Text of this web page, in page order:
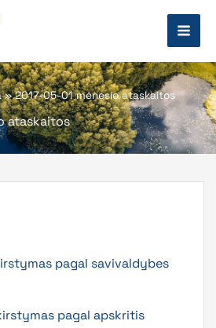
»2017-05-01 mėnesio ataskaitos
ataskaitos
pagal savivaldybes
pagal apskritis